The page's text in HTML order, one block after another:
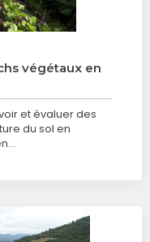
végétaux en
et évaluer des
du sol en